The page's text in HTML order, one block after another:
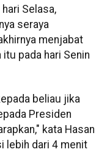
Selasa,
seraya
menjabat
pada hari Senin
beliau jika
Presiden
kata Hasan
lebih dari 4 menit